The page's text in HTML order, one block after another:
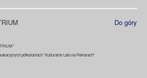
półkoloniach "Kulturalne Lato na Piekarach"
Do góry